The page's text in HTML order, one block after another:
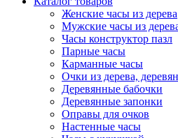
Женские часы из дерева
Мужские часы из
Часы конструктор пазл
Парные часы
Карманные часы
Очки из дерева,
Деревянные бабочки
Деревянные запонки
Оправы для очков
Настенные часы